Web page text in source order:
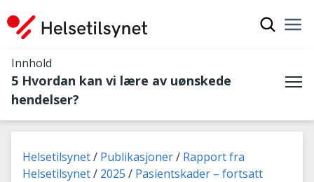
Innhold
5 Hvordan kan vi lære av uønskede
hendelser?
Du er her:
Helsetilsynet Publikasjoner
Rapport fra
Helsetilsynet
2025
Pasientskader – fortsatt